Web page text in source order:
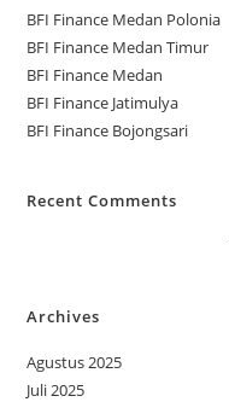
BFI Finance Medan Polonia
BFI Finance Medan Timur
BFI Finance Medan
BFI Finance Jatimulya
BFI Finance Bojongsari
Recent Comments
Archives
Agustus 2025
Juli 2025